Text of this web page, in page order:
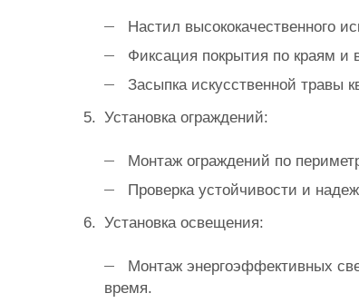
Настил высококачественного
Фиксация покрытия по краям
Засыпка искусственной травы
Установка ограждений:
Монтаж ограждений по
Проверка устойчивости и
Установка освещения:
Монтаж энергоэффективных
время.